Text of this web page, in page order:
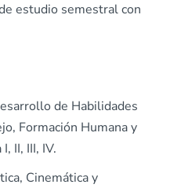
estudio semestral con
de Habilidades
Formación Humana y
II, III, IV.
Cinemática y